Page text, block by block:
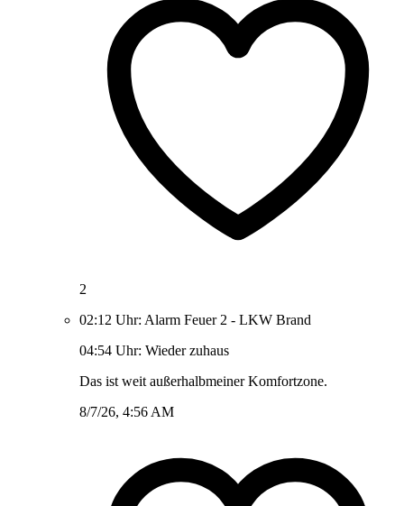
2
02:12 Uhr: Alarm Feuer 2 - LKW Brand
04:54 Uhr: Wieder zuhaus
Das ist weit außerhalbmeiner Komfortzone.
8/7/26, 4:56 AM